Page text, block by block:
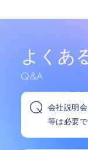
よくあ
会社説明
等は必要で